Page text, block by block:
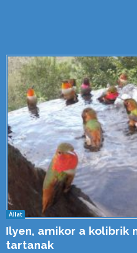
Állat
Ilyen, amikor a kolibrik
tartanak